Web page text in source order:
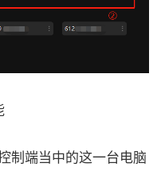
端当中的这一台电脑